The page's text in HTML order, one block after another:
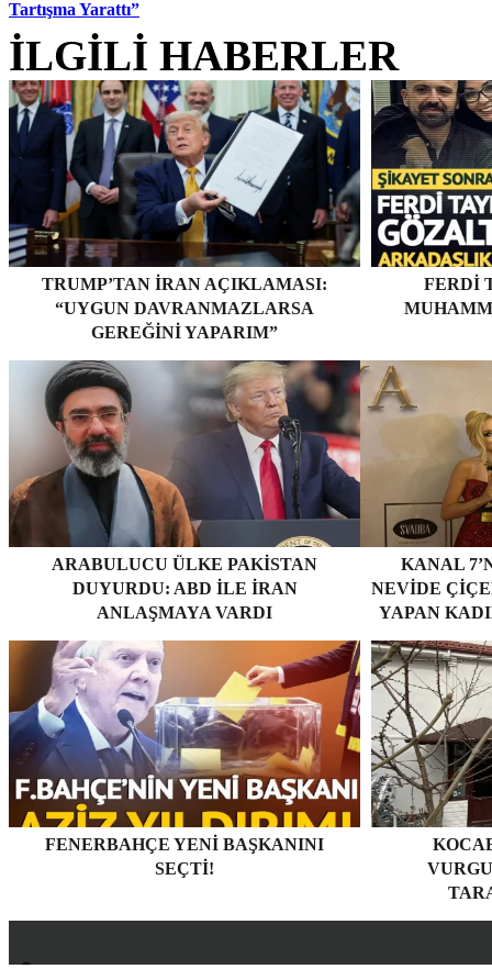
Tartışma Yarattı”
İLGİLİ HABERLER
TRUMP’TAN İRAN AÇIKLAMASI:
“UYGUN DAVRANMAZLARSA
GEREĞINI YAPARIM”
FERDI
ARABULUCU ÜLKE PAKISTAN
DUYURDU: ABD ILE İRAN
ANLAŞMAYA VARDI
KANAL
NEVİDE
YAPAN
FENERBAHÇE YENI BAŞKANINI
SEÇTI!